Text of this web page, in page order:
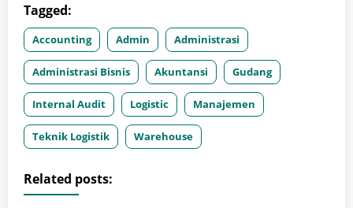
Tagged:
Accounting Admin Administrasi
Administrasi Bisnis Akuntansi Gudang
Internal Audit Logistic Manajemen
Teknik Logistik Warehouse
Related posts: